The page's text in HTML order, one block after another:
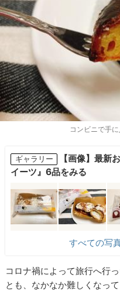
コンビニで手
ギャラリー
【画像】最新
イーツ』6品をみる
すべての写
コロナ禍によって旅行へ行
とも、なかなか難しくなっ